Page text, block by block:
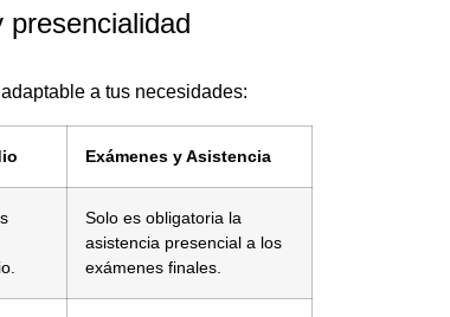
presencialidad
a tus necesidades:
Exámenes y Asistencia
Solo es obligatoria la
asistencia presencial a los
exámenes finales.